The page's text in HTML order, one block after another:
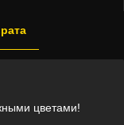
цветами!